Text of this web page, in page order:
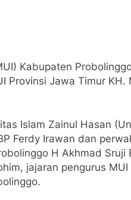
Kabupaten
Provinsi Jawa Timur KH.
Islam Zainul Hasan
Ferdy Irawan dan
H Akhmad Sruji
jajaran pengurus